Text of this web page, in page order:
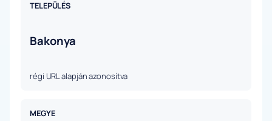
TELEPÜLÉS
Bakonya
régi URL alapján azonosítva
MEGYE